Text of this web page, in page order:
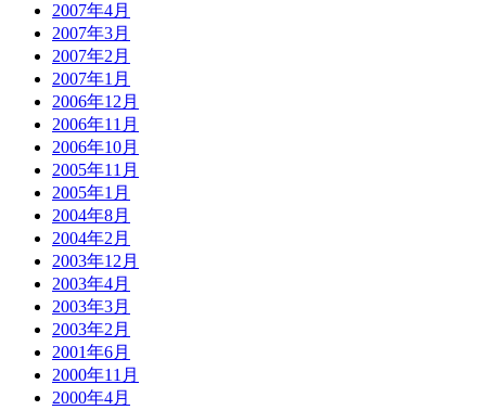
2007年4月
2007年3月
2007年2月
2007年1月
2006年12月
2006年11月
2006年10月
2005年11月
2005年1月
2004年8月
2004年2月
2003年12月
2003年4月
2003年3月
2003年2月
2001年6月
2000年11月
2000年4月